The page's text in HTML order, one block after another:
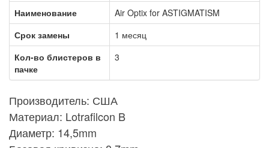
Наименование
Air Optix for ASTIGMATISM
Срок замены
1 месяц
Кол-во блистеров в
пачке
3
Производитель: США
Материал: Lotrafilcon B
Диаметр: 14,5mm